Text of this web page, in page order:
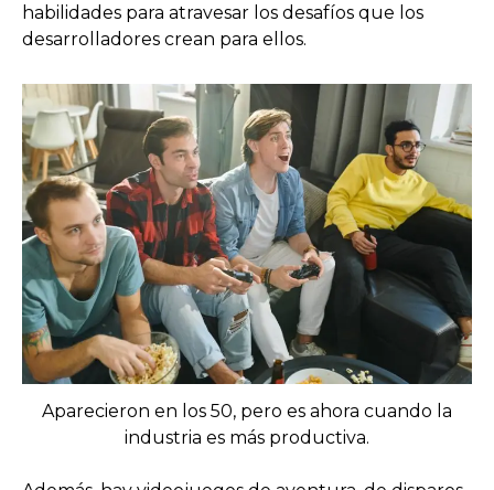
habilidades para atravesar los desafíos que los
desarrolladores crean para ellos.
Aparecieron en los 50, pero es ahora cuando la
industria es más productiva.